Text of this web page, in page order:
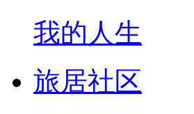
我的人生
旅居社区